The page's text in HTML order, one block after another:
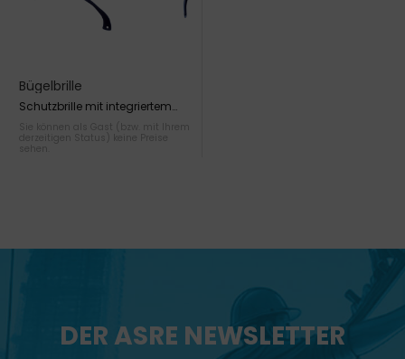
Bügelbrille
Schutzbrille mit integriertem
Sie können als Gast (bzw. mit Ihrem
derzeitigen Status) keine Preise
DER ASRE NEWSLETTER